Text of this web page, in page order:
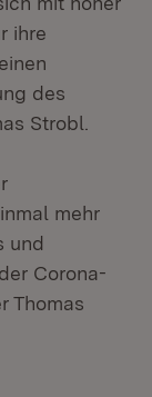
ihre
des
Strobl.
mehr
und
Corona-
Thomas